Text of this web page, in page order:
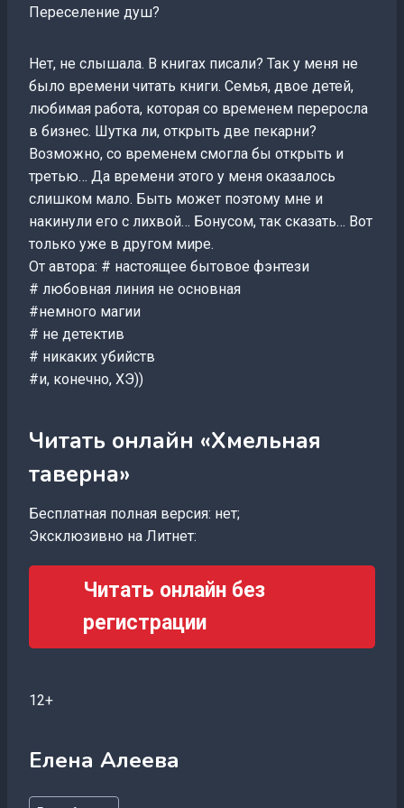
Переселение душ?
Нет, не слышала. В книгах писали? Так у меня не
было времени читать книги. Семья, двое детей,
любимая работа, которая со временем переросла
в бизнес. Шутка ли, открыть две пекарни?
Возможно, со временем смогла бы открыть и
третью… Да времени этого у меня оказалось
слишком мало. Быть может поэтому мне и
накинули его с лихвой… Бонусом, так сказать… Вот
только уже в другом мире.
От автора: # настоящее бытовое фэнтези
# любовная линия не основная
#немного магии
# не детектив
# никаких убийств
#и, конечно, ХЭ))
Читать онлайн «Хмельная
таверна»
Бесплатная полная версия: нет;
Эксклюзивно на Литнет:
Читать онлайн без
регистрации
12+
Елена Алеева
Метки